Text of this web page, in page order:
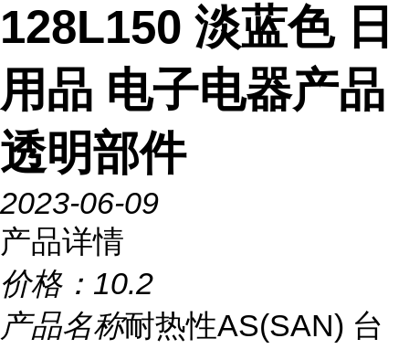
128L150 淡蓝色 日
用品 电子电器产品
透明部件
2023-06-09
产品详情
价格： 10.2
产品名称耐热性AS(SAN) 台